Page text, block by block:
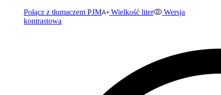
Połącz z tłumaczem PJM Wielkość liter
Wersja
kontrastowa